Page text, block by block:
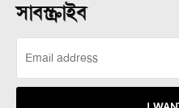
সাবস্ক্রাইব